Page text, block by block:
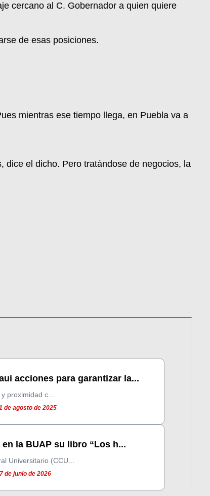
cercano al C. Gobernador a quien quiere
de esas posiciones.
mientras ese tiempo llega, en Puebla va a
dice el dicho. Pero tratándose de negocios, la
acciones para garantizar la...
proximidad c...
de agosto de 2025
la BUAP su libro “Los h...
Universitario (CCU...
de junio de 2026